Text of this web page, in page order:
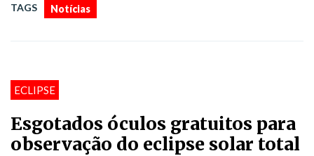
TAGS Notícias
ECLIPSE
Esgotados óculos gratuitos para
observação do eclipse solar total